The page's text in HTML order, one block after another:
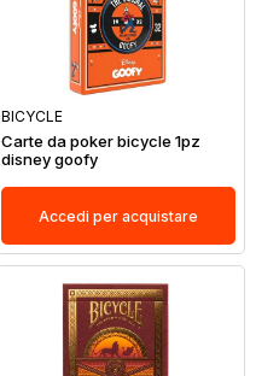
BICYCLE
Carte da poker bicycle 1pz
disney goofy
Accedi per acquistare